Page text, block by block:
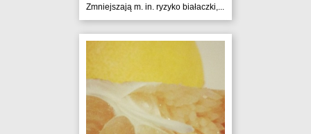
Zmniejszają m. in. ryzyko białaczki,...